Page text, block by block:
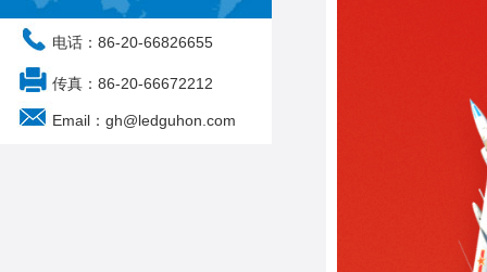
电话：86-20-66826655
传真：86-20-66672212
Email：gh@ledguhon.com